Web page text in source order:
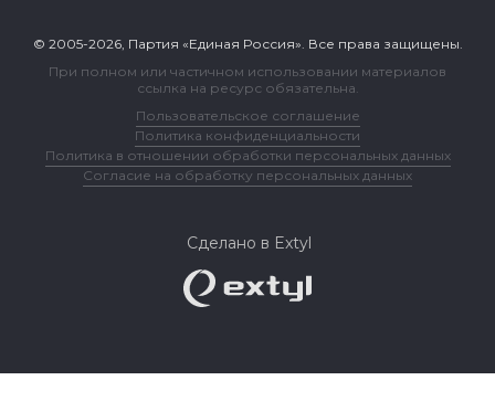
© 2005-2026, Партия «Единая Россия». Все права защищены.
При полном или частичном использовании материалов
ссылка на ресурс обязательна.
Пользовательское соглашение
Политика конфиденциальности
Политика в отношении обработки персональных данных
Согласие на обработку персональных данных
Сделано в Extyl